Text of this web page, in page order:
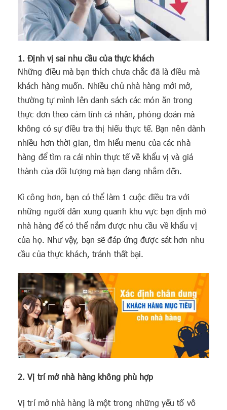
1. Định vị sai nhu cầu của thực khách
Những điều mà bạn thích chưa chắc đã là điều mà
khách hàng muốn. Nhiều chủ nhà hàng mới mở,
thường tự mình lên danh sách các món ăn trong
thực đơn theo cảm tính cá nhân, phỏng đoán mà
không có sự điều tra thị hiếu thực tế. Bạn nên dành
nhiều hơn thời gian, tìm hiểu menu của các nhà
hàng để tìm ra cái nhìn thực tế về khẩu vị và giá
thành của đối tượng mà bạn đang nhắm đến.
Kì công hơn, bạn có thể làm 1 cuộc điều tra với
những người dân xung quanh khu vực bạn định mở
nhà hàng để có thể nắm được nhu cầu về khẩu vị
của họ. Như vậy, bạn sẽ đáp ứng được sát hơn nhu
cầu của thực khách, tránh thất bại.
2. Vị trí mở nhà hàng không phù hợp
Vị trí mở nhà hàng là một trong những yếu tố vô